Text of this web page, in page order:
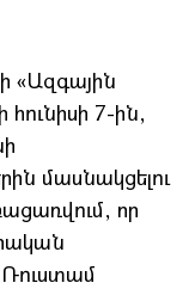
«Ազգային
հունիսի 7-ին,
մասնակցելու
որ
Ռուստամ